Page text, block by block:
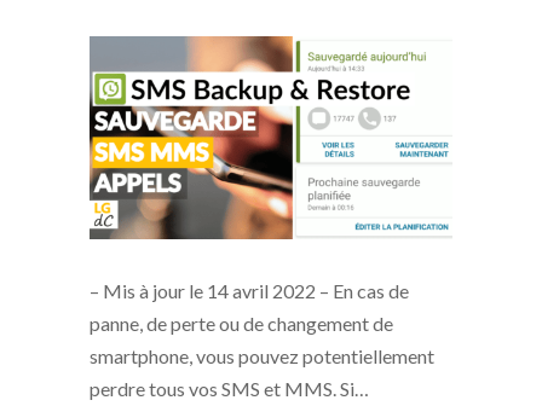
– Mis à jour le 14 avril 2022 – En cas de
panne, de perte ou de changement de
smartphone, vous pouvez potentiellement
perdre tous vos SMS et MMS. Si…